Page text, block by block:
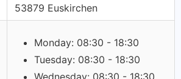
53879 Euskirchen
Monday: 08:30 - 18:30
Tuesday: 08:30 - 18:30
Wednesday: 08:30 - 18:30